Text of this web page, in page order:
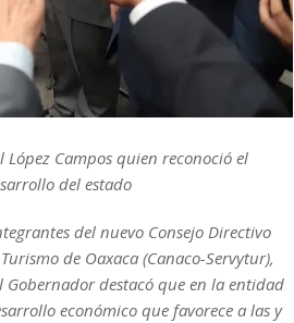
López Campos quien reconoció el
del estado
del nuevo Consejo Directivo
de Oaxaca (Canaco-Servytur),
Gobernador destacó que en la entidad
económico que favorece a las y